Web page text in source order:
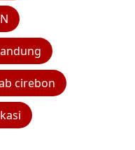
cirebon